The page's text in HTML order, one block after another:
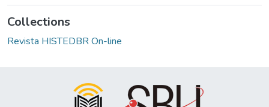
Collections
Revista HISTEDBR On-line